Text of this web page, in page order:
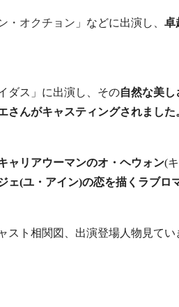
・オクチョン 」などに出演し、 卓
ダス」に出演し、その自然な美
んがキャスティングされました
ャリアウーマンのオ・ヘウォン(
(ユ・アイン)の恋を描くラブロ
ト相関図、出演登場人物見てい